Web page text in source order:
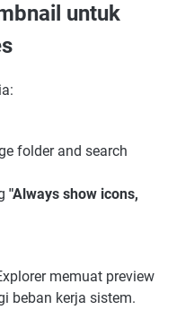
untuk
folder and search
"Always show icons,
memuat preview
beban kerja sistem.